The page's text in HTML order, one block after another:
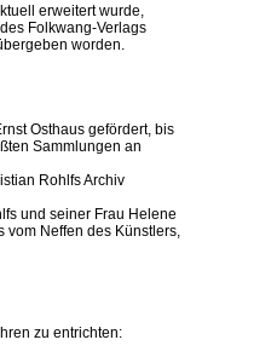
erweitert wurde,
Folkwang-Verlags
worden.
Osthaus gefördert, bis
Sammlungen an
Rohlfs Archiv
und seiner Frau Helene
vom Neffen des Künstlers,
zu entrichten: